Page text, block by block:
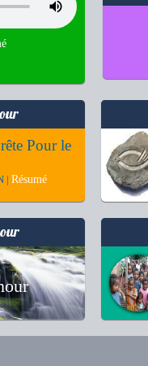
Pour le
| Résumé